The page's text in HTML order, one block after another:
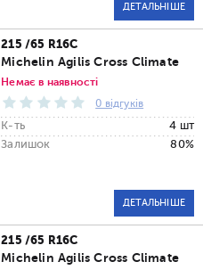
ДЕТАЛЬНІШЕ
215 /65 R16C
Michelin Agilis Cross Climate
Немає в наявності
0 відгуків
К-ть
4 шт
Залишок
80%
ДЕТАЛЬНІШЕ
215 /65 R16C
Michelin Agilis Cross Climate